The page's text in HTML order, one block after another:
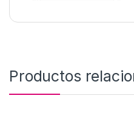
Productos